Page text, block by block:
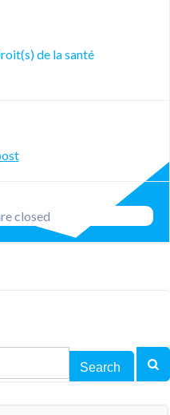
de la santé
closed